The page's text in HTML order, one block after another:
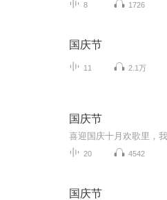
8 1726
国庆节
11 2.1万
国庆节
20 4542
国庆节